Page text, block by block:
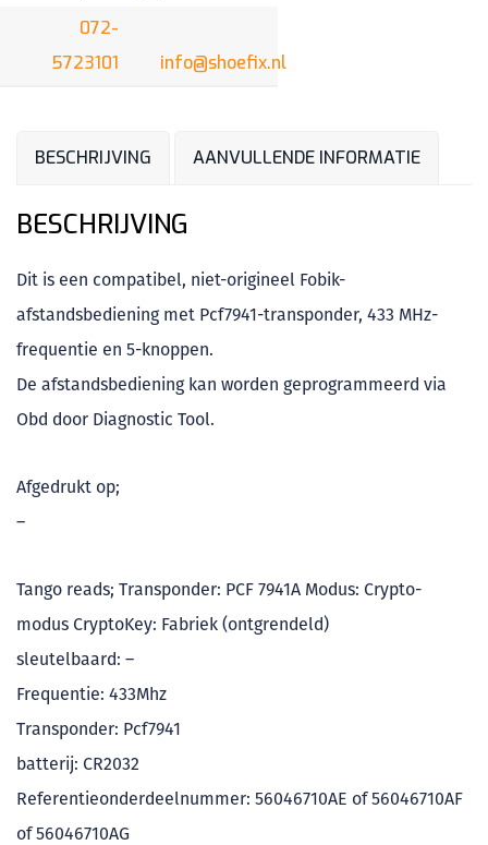
072-
5723101
info@shoefix.nl
BESCHRIJVING AANVULLENDE INFORMATIE
BESCHRIJVING
Dit is een compatibel, niet-origineel Fobik-
afstandsbediening met Pcf7941-transponder, 433 MHz-
frequentie en 5-knoppen.
De afstandsbediening kan worden geprogrammeerd via
Obd door Diagnostic Tool.
Afgedrukt op;
–
Tango reads; Transponder: PCF 7941A Modus: Crypto-
modus CryptoKey: Fabriek (ontgrendeld)
sleutelbaard: –
Frequentie: 433Mhz
Transponder: Pcf7941
batterij: CR2032
Referentieonderdeelnummer: 56046710AE of 56046710AF
of 56046710AG